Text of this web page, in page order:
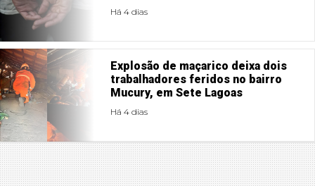
Há 4 dias
Explosão de maçarico deixa dois
trabalhadores feridos no bairro
Mucury, em Sete Lagoas
Há 4 dias